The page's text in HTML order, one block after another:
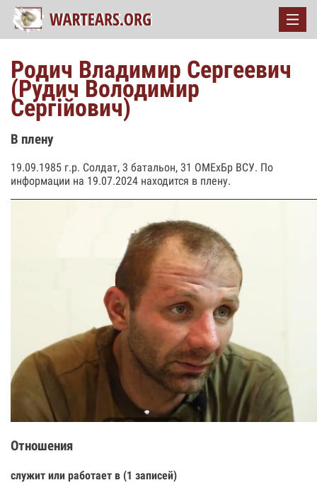
Родич Владимир Сергеевич
(Рудич Володимир
Сергійович)
В плену
19.09.1985 г.р. Солдат, 3 батальон, 31 ОМЕхБр ВСУ. По
информации на 19.07.2024 находится в плену.
Отношения
служит или работает в (1 записей)